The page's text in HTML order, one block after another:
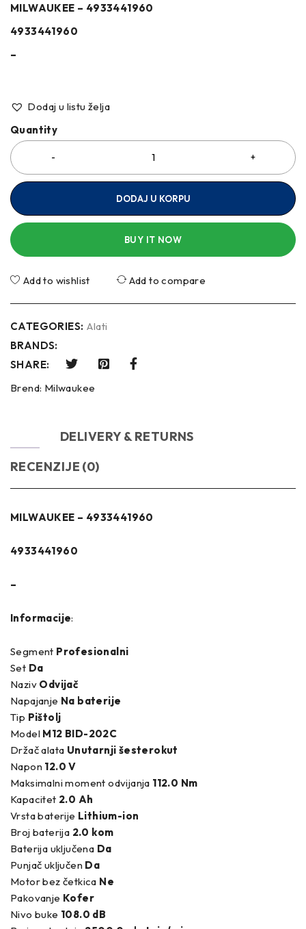
MILWAUKEE – 4933441960
4933441960
–
Dodaj u listu želja
Quantity
DODAJ U KORPU
BUY IT NOW
Add to wishlist Add to compare
CATEGORIES: Alati
BRANDS:
SHARE:
Brend: Milwaukee
DELIVERY & RETURNS
RECENZIJE (0)
MILWAUKEE – 4933441960
4933441960
–
Informacije:
Segment Profesionalni
Set Da
Naziv Odvijač
Napajanje Na baterije
Tip Pištolj
Model M12 BID-202C
Držač alata Unutarnji šesterokut
Napon 12.0 V
Maksimalni moment odvijanja 112.0 Nm
Kapacitet 2.0 Ah
Vrsta baterije Lithium-ion
Broj baterija 2.0 kom
Baterija uključena Da
Punjač uključen Da
Motor bez četkica Ne
Pakovanje Kofer
Nivo buke 108.0 dB